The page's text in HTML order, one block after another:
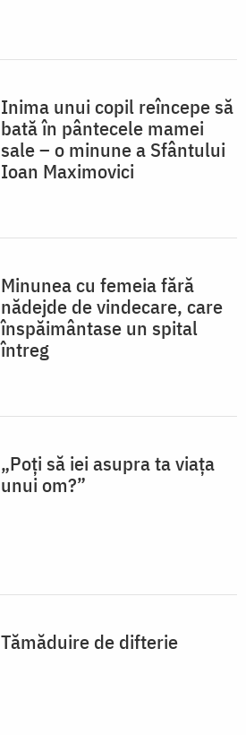
Inima unui copil reîncepe să
bată în pântecele mamei
sale – o minune a Sfântului
Ioan Maximovici
Minunea cu femeia fără
nădejde de vindecare, care
înspăimântase un spital
întreg
„Poți să iei asupra ta viața
unui om?”
Tămăduire de difterie